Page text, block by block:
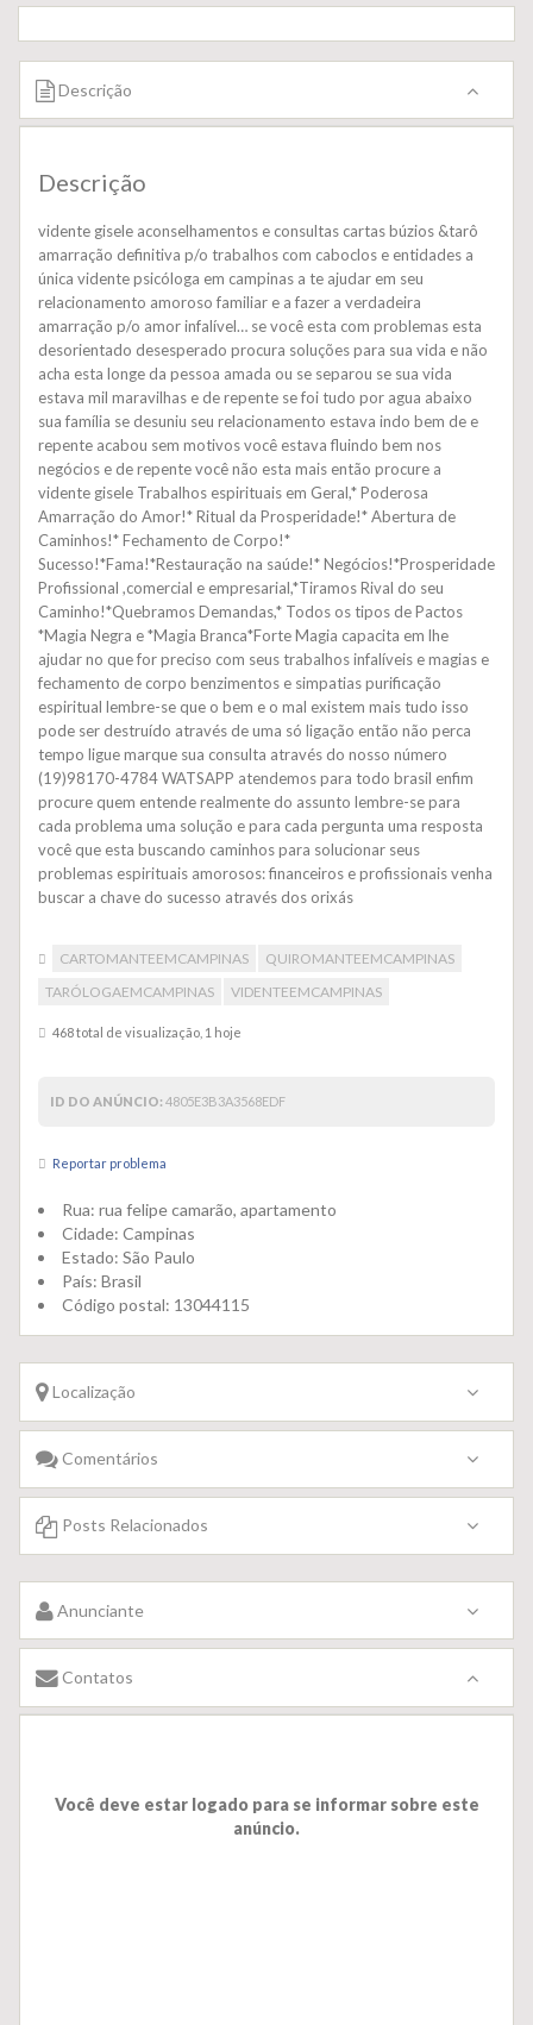
Descrição
Descrição
vidente gisele aconselhamentos e consultas cartas búzios &tarô
amarração definitiva p/o trabalhos com caboclos e entidades a
única vidente psicóloga em campinas a te ajudar em seu
relacionamento amoroso familiar e a fazer a verdadeira
amarração p/o amor infalível… se você esta com problemas esta
desorientado desesperado procura soluções para sua vida e não
acha esta longe da pessoa amada ou se separou se sua vida
estava mil maravilhas e de repente se foi tudo por agua abaixo
sua família se desuniu seu relacionamento estava indo bem de e
repente acabou sem motivos você estava fluindo bem nos
negócios e de repente você não esta mais então procure a
vidente gisele Trabalhos espirituais em Geral,* Poderosa
Amarração do Amor!* Ritual da Prosperidade!* Abertura de
Caminhos!* Fechamento de Corpo!*
Sucesso!*Fama!*Restauração na saúde!* Negócios!*Prosperidade
Profissional ,comercial e empresarial,*Tiramos Rival do seu
Caminho!*Quebramos Demandas,* Todos os tipos de Pactos
*Magia Negra e *Magia Branca*Forte Magia capacita em lhe
ajudar no que for preciso com seus trabalhos infalíveis e magias e
fechamento de corpo benzimentos e simpatias purificação
espiritual lembre-se que o bem e o mal existem mais tudo isso
pode ser destruído através de uma só ligação então não perca
tempo ligue marque sua consulta através do nosso número
(19)98170-4784 WATSAPP atendemos para todo brasil enfim
procure quem entende realmente do assunto lembre-se para
cada problema uma solução e para cada pergunta uma resposta
você que esta buscando caminhos para solucionar seus
problemas espirituais amorosos: financeiros e profissionais venha
buscar a chave do sucesso através dos orixás
CARTOMANTEEMCAMPINAS
QUIROMANTEEMCAMPINAS
TARÓLOGAEMCAMPINAS
VIDENTEEMCAMPINAS
468 total de visualização, 1 hoje
ID DO ANÚNCIO: 4805E3B3A3568EDF
Reportar problema
Rua: rua felipe camarão, apartamento
Cidade: Campinas
Estado: São Paulo
País: Brasil
Código postal: 13044115
Localização
Comentários
Posts Relacionados
Anunciante
Contatos
Você deve estar logado para se informar sobre este
anúncio.